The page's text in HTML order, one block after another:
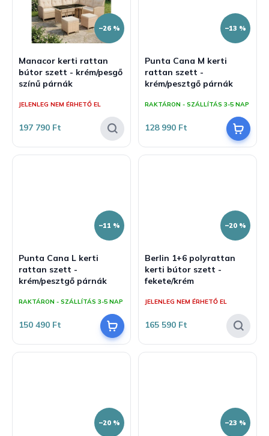
–26 %
Manacor kerti rattan
bútor szett - krém/pesgő
színű párnák
JELENLEG NEM ÉRHETŐ EL
197 790 Ft
–13 %
Punta Cana M kerti
rattan szett -
krém/pesztgő párnák
RAKTÁRON - SZÁLLÍTÁS 3-5 NAP
128 990 Ft
–11 %
Punta Cana L kerti
rattan szett -
krém/pesztgő párnák
RAKTÁRON - SZÁLLÍTÁS 3-5 NAP
150 490 Ft
–20 %
Berlin 1+6 polyrattan
kerti bútor szett -
fekete/krém
JELENLEG NEM ÉRHETŐ EL
165 590 Ft
–20 % –23 %